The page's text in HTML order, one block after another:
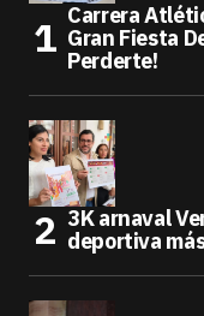
Carrera
Gran Fiesta
Perderte!
3K arnaval
deportiva